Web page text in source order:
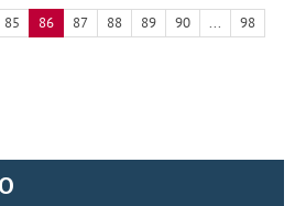
85 86 87 88 89 90 ...
98